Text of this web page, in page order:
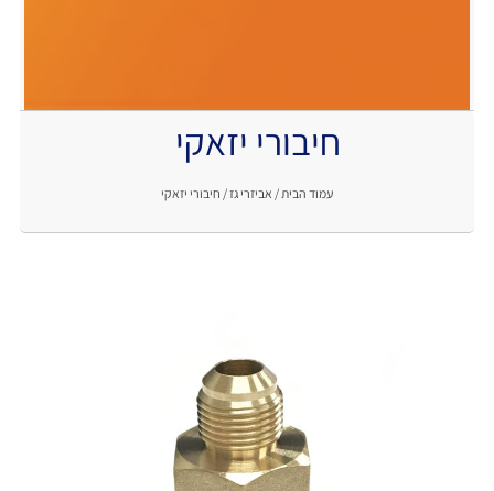
חיבורי יזאקי
עמוד הבית/ אביזרי גז/ חיבורי יזאקי